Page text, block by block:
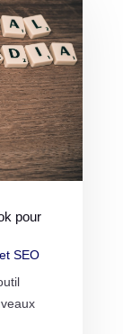
pour
SEO